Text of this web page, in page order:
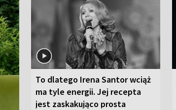
To dlatego Irena Santor wciąż
ma tyle energii. Jej recepta
jest zaskakująco prosta